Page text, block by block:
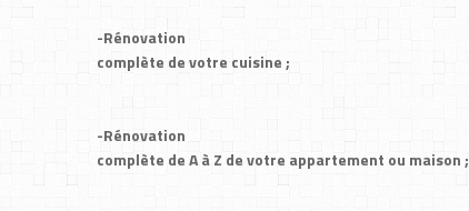
-Rénovation
complète de votre cuisine ;
-Rénovation
complète de A à Z de votre appartement ou maison ;